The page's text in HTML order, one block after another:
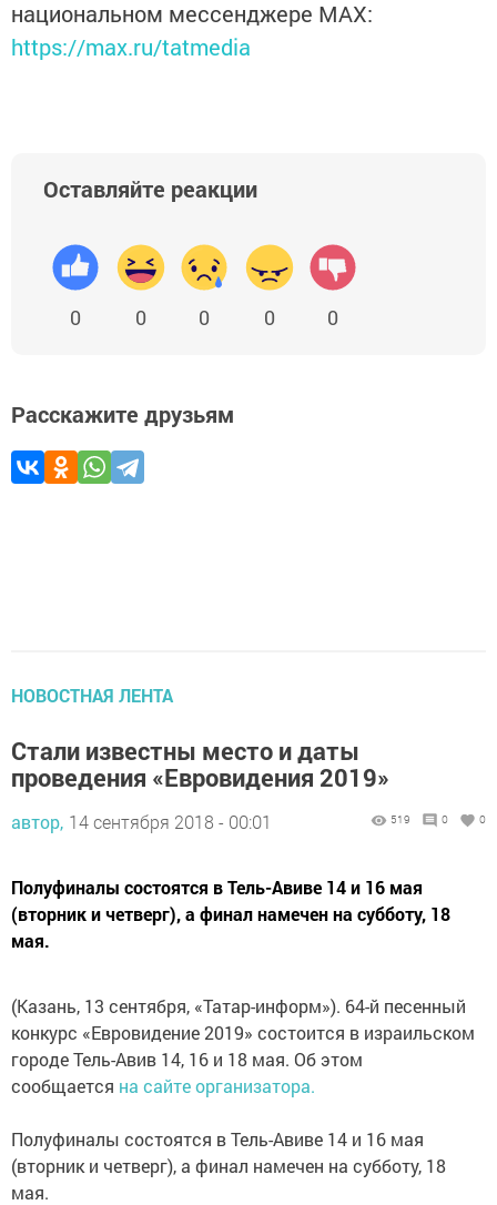
национальном мессенджере MАХ:
https://max.ru/tatmedia
Оставляйте реакции
0 0 0 0 0
Расскажите друзьям
НОВОСТНАЯ ЛЕНТА
Стали известны место и даты
проведения «Евровидения 2019»
автор, 14 сентября 2018 - 00:01 519 0 0
Полуфиналы состоятся в Тель-Авиве 14 и 16 мая
(вторник и четверг), а финал намечен на субботу, 18
мая.
(Казань, 13 сентября, «Татар-информ»). 64-й песенный
конкурс «Евровидение 2019» состоится в израильском
городе Тель-Авив 14, 16 и 18 мая. Об этом
сообщается на сайте организатора.
Полуфиналы состоятся в Тель-Авиве 14 и 16 мая
(вторник и четверг), а финал намечен на субботу, 18
мая.